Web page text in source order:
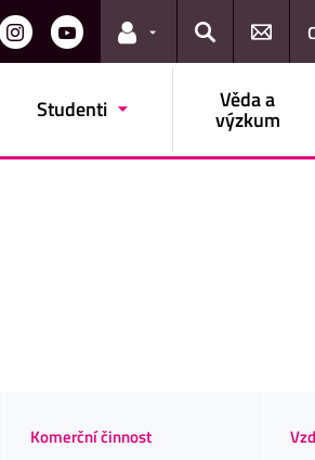
Odkazy pro uživatele
Hledat
Studenti Věda a
výzkum
Komerční činnost